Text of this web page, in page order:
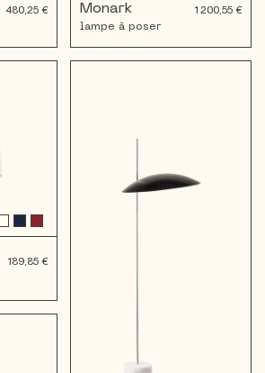
480,25 €
Monark
1 200,55 €
lampe à poser
189,85 €